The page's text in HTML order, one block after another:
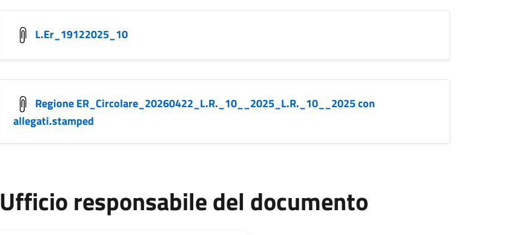
L.Er_19122025_10
Regione ER_Circolare_20260422_L.R._10__2025_L.R._10__2025 con
allegati.stamped
Ufficio responsabile del documento